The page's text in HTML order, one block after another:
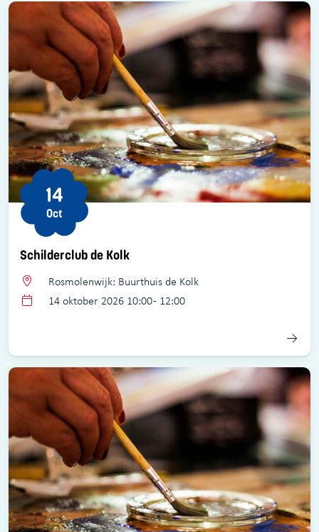
Schilderclub de Kolk
14
Oct
Rosmolenwijk: Buurthuis de Kolk
14 oktober 2026 10:00 - 12:00